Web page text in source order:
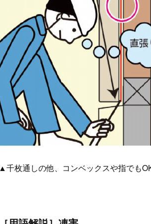
▲千枚通しの他、コンベックスや指でも